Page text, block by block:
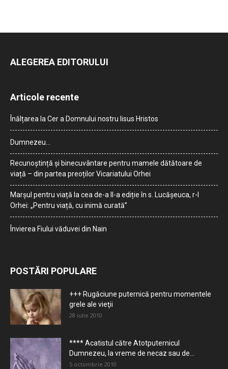
ALEGEREA EDITORULUI
Articole recente
Înălțarea la Cer a Domnului nostru Iisus Hristos
Dumnezeu…
Recunoștință și binecuvântare pentru mamele dătătoare de
viață – din partea preoților Vicariatului Orhei
Marșul pentru viață la cea de-a II-a ediție în s. Lucășeuca, r-l
Orhei: „Pentru viață, cu inimă curată”
Învierea Fiului văduvei din Nain
POSTĂRI POPULARE
+++ Rugăciune puternică pentru momentele
grele ale vieţii
28 iulie 2010
**** Acatistul către Atotputernicul
Dumnezeu, la vreme de necaz sau de...
5 octombrie 2010